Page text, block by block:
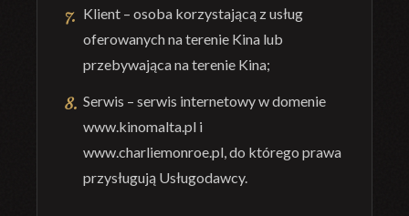
Klient – osoba korzystającą z usług
oferowanych na terenie Kina lub
przebywająca na terenie Kina;
Serwis – serwis internetowy w domenie
www.kinomalta.pl i
www.charliemonroe.pl, do którego prawa
przysługują Usługodawcy.